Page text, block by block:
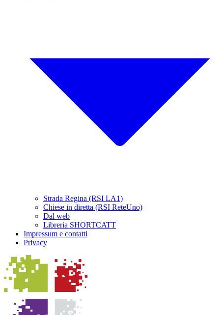
Strada Regina (RSI LA1)
Chiese in diretta (RSI ReteUno)
Dal web
Libreria SHORTCATT
Impressum e contatti
Privacy